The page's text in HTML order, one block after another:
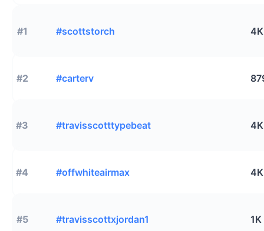
#1 #scottstorch 4K
#2 #carterv
#3 #travisscotttypebeat 4K
#4 #offwhiteairmax 4K
#5 #travisscottxjordan1 1K